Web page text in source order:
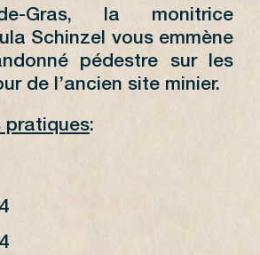
Gras, la monitrice
Schinzel vous emmène
pédestre sur les
de l’ancien site minier.
pratiques: